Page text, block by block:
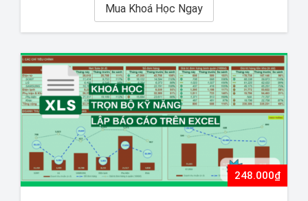
Mua Khoá Học Ngay
248.000₫